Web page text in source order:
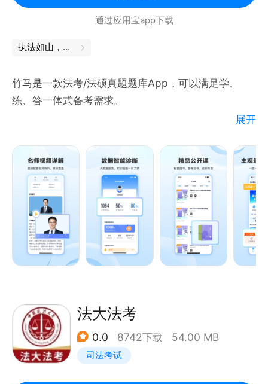
新浪微博：@粉笔公考教育 @粉笔教师招考
官方微信：粉笔公考（fenbigwy）；粉笔教师
（fbteacher）
官方网站：www.fenbi.com
18:00）
通过应用宝app下载
执法如山，舍我其谁
竹马是一款法考/法硕真题题库App，可以满足学、
练、答一体式备考需求。
收录逾十年法考/法硕考试真题，搭配技术流名师视频
解析，高效纠错，真实场景，适配考试大纲
章节练习，系统搭建备考框架
背诵小卡片，法硕考点，随时随地随心记
智能组卷，满足你的专属定制学习需求
主观题智能批阅，AI技术帮你阅卷
专属错题本，痛点难点各个击破
记得题号，随手搜
忘记题号，拍照搜
海量题库，直击源头，助你乘风破浪冲关上岸；
展开
法大法考
0.0 8742下载 54.00 MB
司法考试